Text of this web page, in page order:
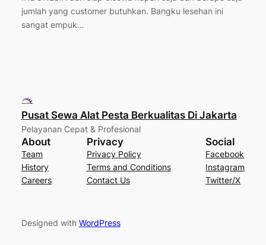
jumlah yang customer butuhkan. Bangku lesehan ini
sangat empuk…
Pusat Sewa Alat Pesta Berkualitas Di Jakarta
Pelayanan Cepat & Profesional
About
Team
History
Careers
Privacy
Privacy Policy
Terms and Conditions
Contact Us
Social
Facebook
Instagram
Twitter/X
Designed with WordPress